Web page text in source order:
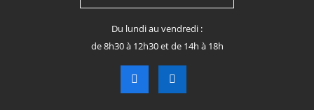
Du lundi au vendredi :
de 8h30 à 12h30 et de 14h à 18h